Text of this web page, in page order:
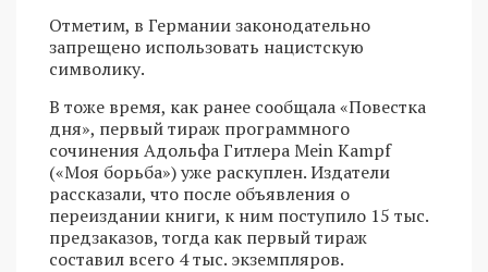
Отметим, в Германии законодательно
запрещено использовать нацистскую
символику.
В тоже время, как ранее сообщала «Повестка
дня», первый тираж программного
сочинения Адольфа Гитлера Mein Kampf
(«Моя борьба») уже раскуплен. Издатели
рассказали, что после объявления о
переиздании книги, к ним поступило 15 тыс.
предзаказов, тогда как первый тираж
составил всего 4 тыс. экземпляров.